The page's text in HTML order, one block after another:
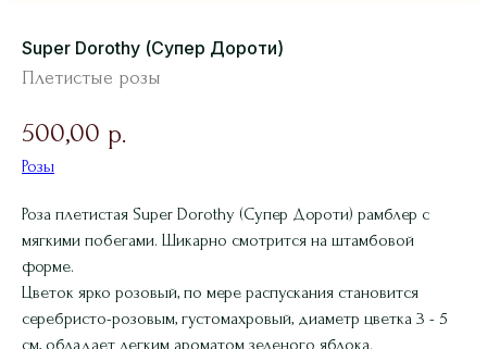
Super Dorothy (Супер Дороти)
Плетистые розы
500,00 р.
Розы
Роза плетистая Super Dorothy (Супер Дороти) рамблер с
мягкими побегами. Шикарно смотрится на штамбовой
форме.
Цветок ярко розовый, по мере распускания становится
серебристо-розовым, густомахровый, диаметр цветка 3 - 5
см, обладает легким ароматом зеленого яблока.